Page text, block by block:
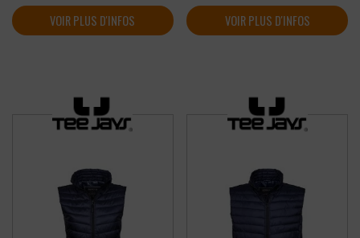
VOIR PLUS D'INFOS VOIR PLUS D'INFOS